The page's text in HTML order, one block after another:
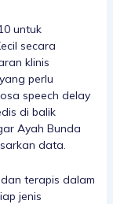
untuk
secara
klinis
perlu
speech delay
di balik
Ayah Bunda
data.
terapis dalam
jenis